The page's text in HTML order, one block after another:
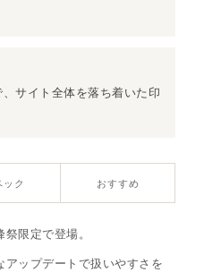
サイト全体を落ち着いた印
ック おすすめ
限定で登場。
ップデートで扱いやすさを